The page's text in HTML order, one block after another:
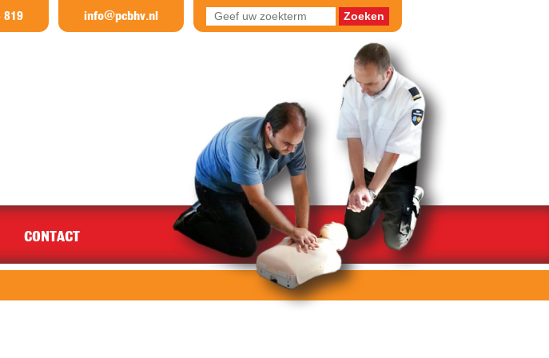
819 info@pcbhv.nl
CONTACT